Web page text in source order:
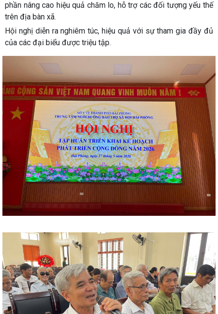
phần nâng cao hiệu quả chăm lo, hỗ trợ các đối tượng yếu thế
trên địa bàn xã.
Hội nghị diễn ra nghiêm túc, hiệu quả với sự tham gia đầy đủ
của các đại biểu được triệu tập.